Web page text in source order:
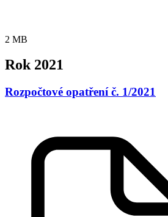
2 MB
Rok 2021
Rozpočtové opatření č. 1/2021